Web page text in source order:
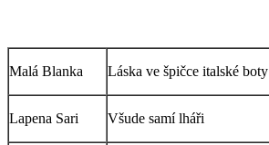
Malá Blanka Láska ve špičce italské boty
Lapena Sari Všude samí lháři